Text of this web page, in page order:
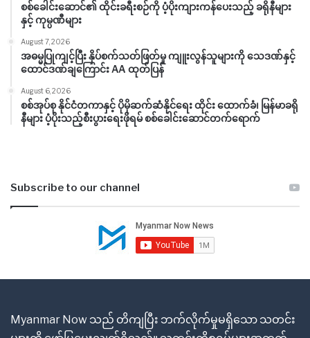
စစ်ခေါင်းဆောင်၏ ထိုင်းခရီးစဉ်ကို ပံ့ပိုးကျားကန်ပေးသည့် ခရိုနီများ
နှင့် ကုမ္ပဏီများ
August 7, 2026
အဓမ္မပြုကျင့်ပြီး နှိပ်စက်သတ်ဖြတ်မှု ကျူးလွန်သူများကို သေဒဏ်နှင့်
ထောင်ဒဏ်ချကြောင်း AA ထုတ်ပြန်
August 6, 2026
စစ်အုပ်စု နိုင်ငံတကာနှင့် ပိုမိုဆက်ဆံနိုင်ရေး ထိုင်း ထောက်ခံ၊ မြန်မာခရို
နီများ ပံ့ပိုးသည့်စီးပွားရေးဖိုရမ် စစ်ခေါင်းဆောင်တက်ရောက်
Subscribe to our channel
Myanmar Now သည် တိကျပြီး ဘက်လိုက်မှုမရှိသော သတင်း